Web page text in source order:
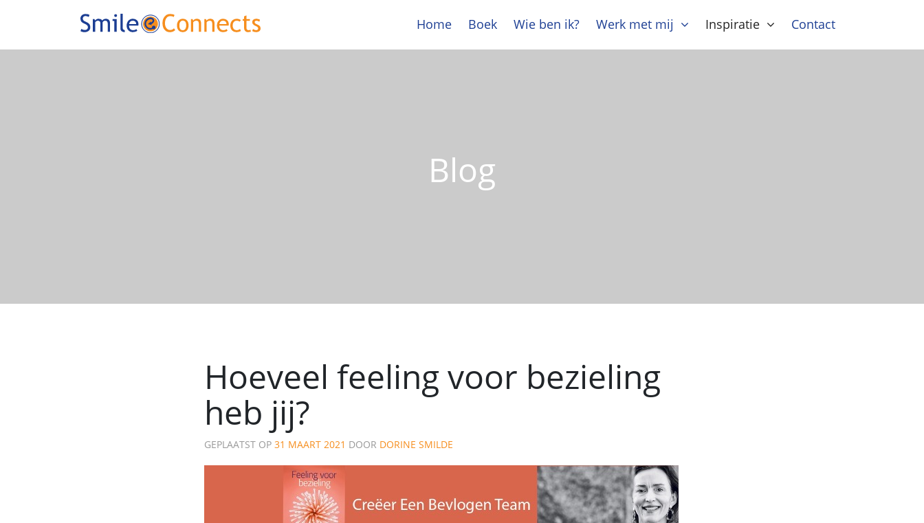
Home Boek Wie ben ik? Werk met mij Inspiratie Contact
Blog
Hoeveel feeling voor bezieling
heb jij?
GEPLAATST OP 31 MAART 2021 DOOR DORINE SMILDE